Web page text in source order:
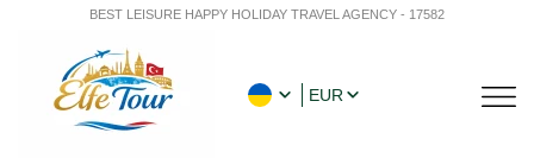
BEST LEISURE HAPPY HOLIDAY TRAVEL AGENCY - 17582
EUR